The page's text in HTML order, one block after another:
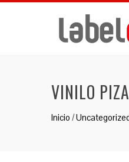
VINILO
Inicio /